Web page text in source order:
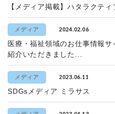
【メディア掲載】ハタラクテ
メディア 2024.02.06
医療・福祉領域のお仕事情報
紹介いただきました...
メディア 2023.06.11
SDGsメディア ミラサス